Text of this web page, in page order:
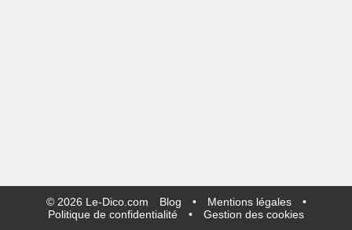
© 2026 Le-Dico.com Blog • Mentions légales
•
Politique de confidentialité
• Gestion des cookies